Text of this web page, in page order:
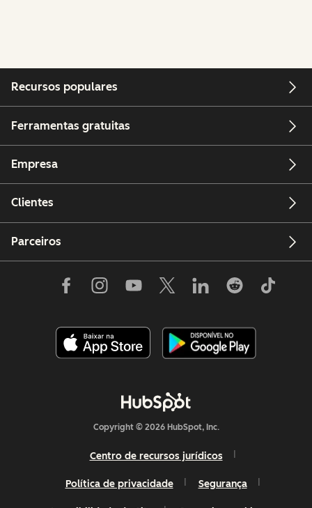
Recursos populares
Ferramentas gratuitas
Empresa
Clientes
Parceiros
Copyright © 2026 HubSpot, Inc.
Centro de recursos jurídicos
Política de privacidade Segurança